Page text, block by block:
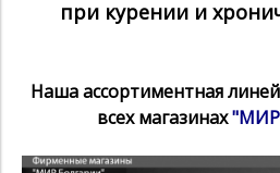
при курении и
Наша ассортиментная
всех магазинах